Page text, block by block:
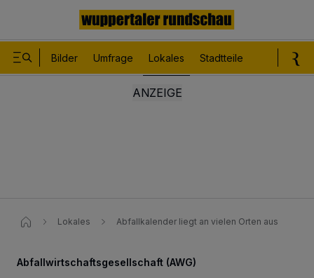
Bilder Umfrage Lokales Stadtteile
Lokales Abfallkalender liegt an vielen Orten aus
Abfallwirtschaftsgesellschaft (AWG)